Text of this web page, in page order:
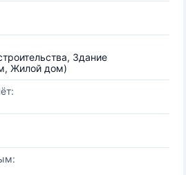
Здание
Жилой дом)